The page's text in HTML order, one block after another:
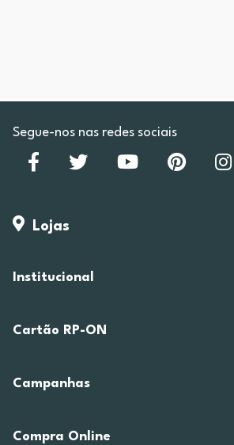
Segue-nos nas redes sociais
Lojas
Institucional
Cartão RP-ON
Campanhas
Compra Online